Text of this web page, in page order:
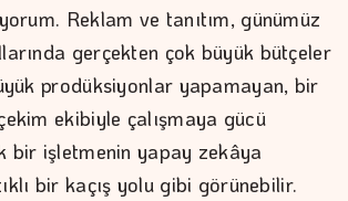
Reklam ve tanıtım, günümüz
gerçekten çok büyük bütçeler
prodüksiyonlar yapamayan, bir
ekibiyle çalışmaya gücü
bir işletmenin yapay zekâya
bir kaçış yolu gibi görünebilir.